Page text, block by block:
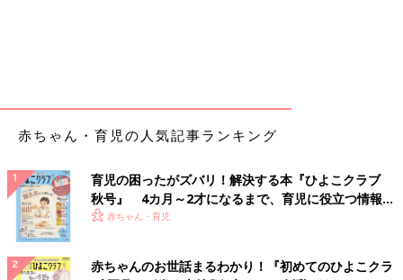
赤ちゃん・育児の人気記事ランキング
育児の困ったがズバリ！解決する本『ひよこクラブ
秋号』 4カ月～2才になるまで、育児に役立つ情報が
いっぱい！
赤ちゃん・育児
赤ちゃんのお世話まるわかり！『初めてのひよこクラ